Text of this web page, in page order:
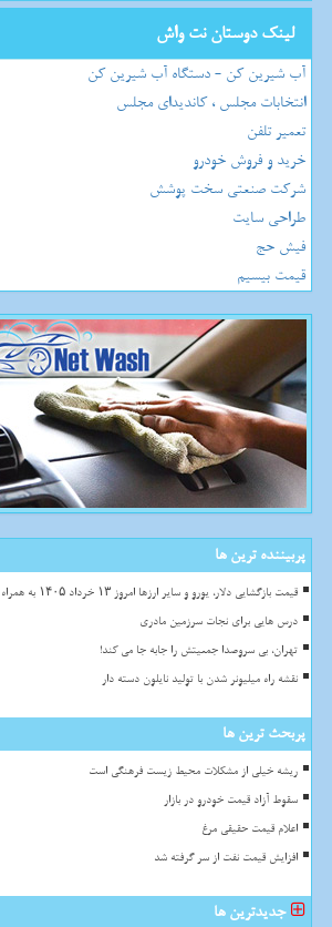
لینک دوستان نت واش
آب شیرین کن - دستگاه آب شیرین کن
انتخابات مجلس ، کاندیدای مجلس
تعمیر تلفن
خرید و فروش خودرو
شرکت صنعتی سخت پوشش
طراحی سایت
فیش حج
قیمت بیسیم
پربیننده ترین ها
قیمت بازگشایی دلار، یورو و سایر ارزها امروز ۱۳ خرداد ۱۴۰۵ به همراه جدول
درس هایی برای نجات سرزمین مادری
تهران، بی سروصدا جمعیتش را جابه جا می کند!
نقشه راه میلیونر شدن با تولید نایلون دسته دار
پربحث ترین ها
ریشه خیلی از مشکلات محیط زیست فرهنگی است
سقوط آزاد قیمت خودرو در بازار
اعلام قیمت حقیقی مرغ
افزایش قیمت نفت از سر گرفته شد
جدیدترین ها